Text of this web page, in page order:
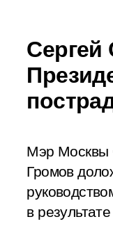
Мэр Москвы
Громов
в